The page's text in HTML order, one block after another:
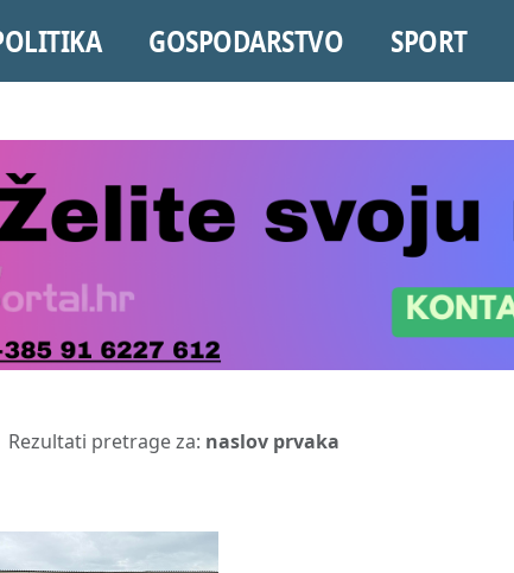
GOSPODARSTVO SPORT
Rezultati pretrage za: naslov prvaka